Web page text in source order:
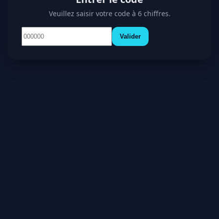
Veuillez saisir votre code à 6 chiffres.
Valider